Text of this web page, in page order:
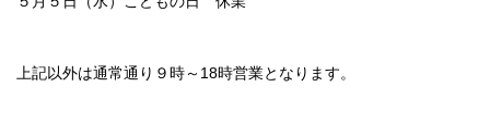
上記以外は通常通り９時～18時営業となります。